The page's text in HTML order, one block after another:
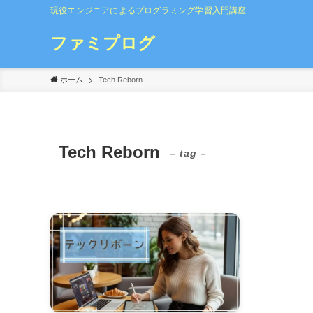
現役エンジニアによるプログラミング学習入門講座
ファミプログ
ホーム Tech Reborn
Tech Reborn – tag –